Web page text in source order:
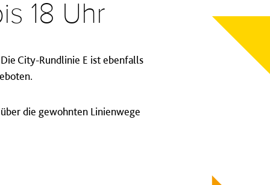
18 Uhr
City-Rundlinie E ist ebenfalls
die gewohnten Linienwege